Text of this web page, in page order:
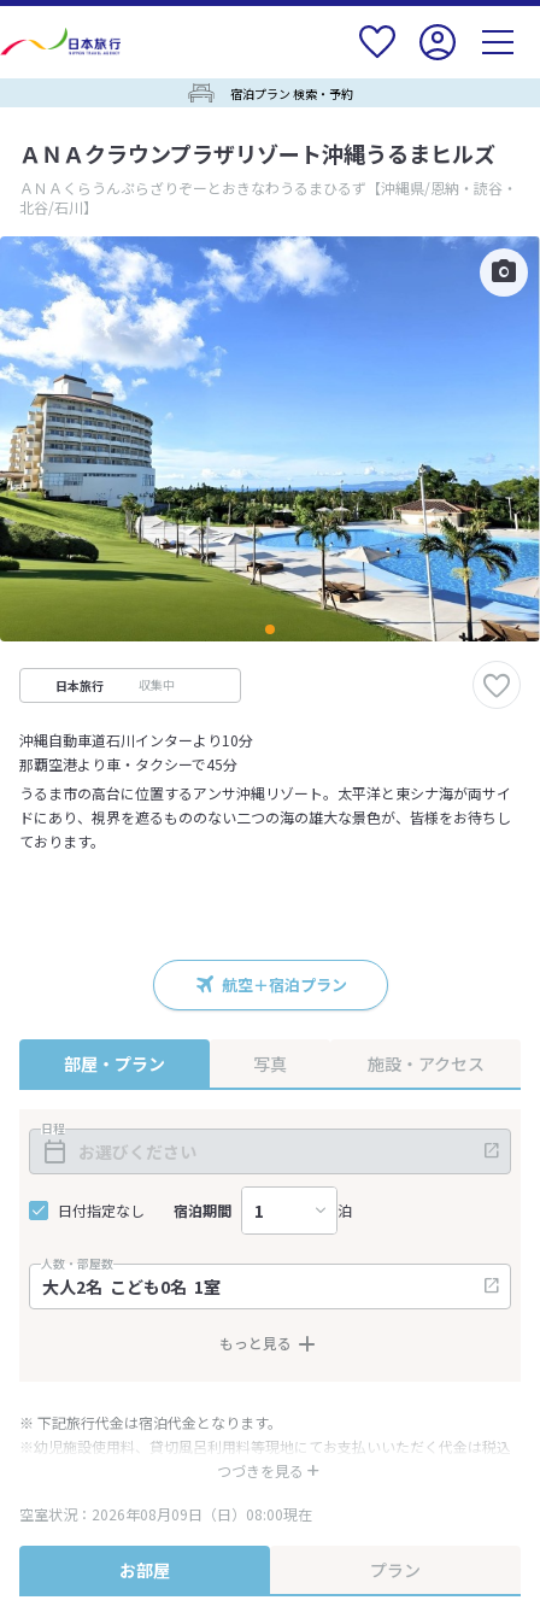
宿泊プラン 検索・予約
ＡＮＡクラウンプラザリゾート沖縄うるまヒルズ
ＡＮＡくらうんぷらざりぞーとおきなわうるまひるず 【沖縄県/恩納・読谷・
北谷/石川】
日本旅行 収集中
沖縄自動車道石川インターより10分
那覇空港より車・タクシーで45分
うるま市の高台に位置するアンサ沖縄リゾート。太平洋と東シナ海が両サイ
ドにあり、視界を遮るもののない二つの海の雄大な景色が、皆様をお待ちし
ております。
航空＋宿泊プラン
部屋・プラン 写真 施設・アクセス
日程
日付指定なし 宿泊期間 泊
人数・部屋数
もっと見る
つづきを見る
※ 下記旅行代金は宿泊代金となります。
※幼児施設使用料、貸切風呂利用料等現地にてお支払いいただく代金は税込
み表記となりますが、消費税増税に伴い代金が一部変更となる場合がござい
※表示されている旅行代金・プラン内容は一定時間ごとに更新されます。最
終確認画面でご確認ください。
空室状況：2026年08月09日（日）08:00現在
お部屋 プラン